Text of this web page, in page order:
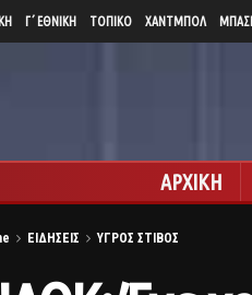
Γ΄ ΕΘΝΙΚΗ ΤΟΠΙΚΟ ΧΑΝΤΜΠΟΛ
ΑΡΧΙΚΗ
ΕΙΔΗΣΕΙΣ ΥΓΡΟΣ ΣΤΙΒΟΣ